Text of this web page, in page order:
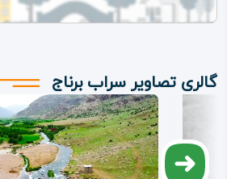
گالری تصاویر سراب برناج